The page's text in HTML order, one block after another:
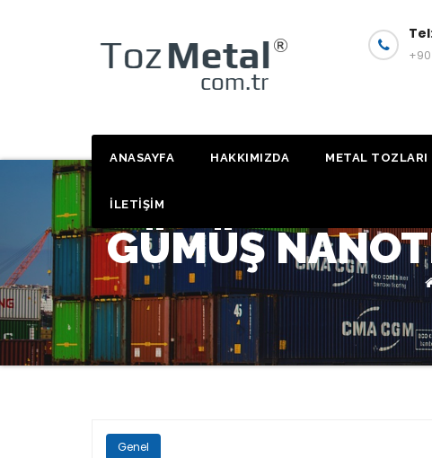
ANASAYFA HAKKIMIZDA METAL TOZLARI
İLETİŞİM
GÜMÜŞ
Genel